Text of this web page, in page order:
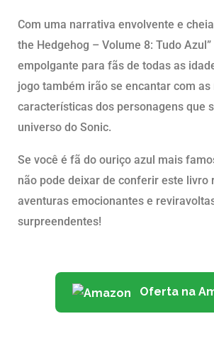
Com uma narrativa envolvente e
the Hedgehog – Volume 8: Tudo
empolgante para fãs de todas as
jogo também irão se encantar com
características dos personagens que
universo do Sonic.
Se você é fã do ouriço azul mais
não pode deixar de conferir este livro
aventuras emocionantes e
surpreendentes!
Oferta na